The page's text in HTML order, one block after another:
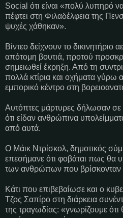
Social ότι είναι «πολύ λυπηρό
πέφτει στη Φιλαδέλφεια της
ψυχές χάθηκαν».
Βίντεο δείχνουν το δικινητήριο
απότομη βουτιά, προτού
σημειωθεί έκρηξη. Από τη
πολλά κτίρια και οχήματα
εμπορικό κέντρο στη
Αυτόπτες μάρτυρες δήλωσαν σε
ότι είδαν ανθρώπινα
από αυτά.
Ο Μάικ Ντρίσκολ, δημοτικός
επεσήμανε ότι φοβάται πως θα
των ανθρώπων που βρίσκονταν
Κάτι που επιβεβαίωσε και ο
Τζος Σαπίρο στη διάρκεια
της τραγωδίας: «γνωρίζουμε